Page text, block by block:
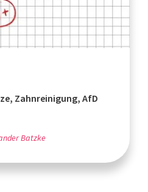
Zahnreinigung, AfD
Batzke